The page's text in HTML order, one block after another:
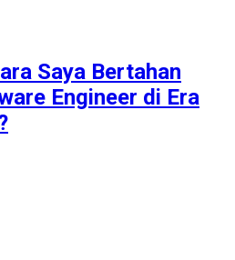
Saya Bertahan
Engineer di Era